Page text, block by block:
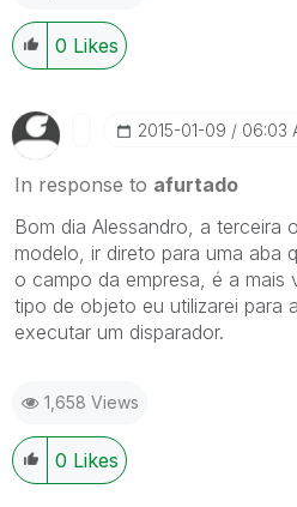
0 Likes
‎2015-01-09 06:03
In response to afurtado
Bom dia Alessandro, a terceira
modelo, ir direto para uma aba
o campo da empresa, é a mais
tipo de objeto eu utilizarei para
executar um disparador.
1,658 Views
0 Likes